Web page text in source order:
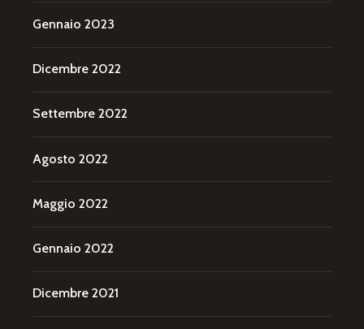
Gennaio 2023
Dicembre 2022
Settembre 2022
Agosto 2022
Maggio 2022
Gennaio 2022
Dicembre 2021